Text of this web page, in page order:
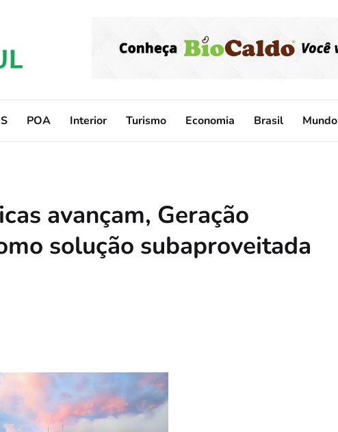
POA Interior Turismo Economia Brasil Mundo
avançam, Geração
solução subaproveitada